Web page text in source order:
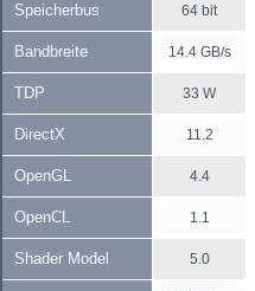
Speicherbus 64 bit
Bandbreite 14.4 GB/s
TDP 33 W
DirectX 11.2
OpenGL 4.4
OpenCL 1.1
Shader Model 5.0